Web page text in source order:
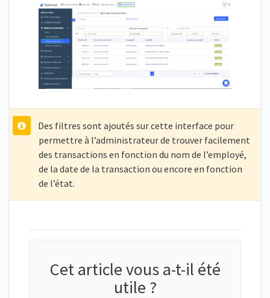
Des filtres sont ajoutés sur cette interface pour
permettre à l’administrateur de trouver facilement
des transactions en fonction du nom de l’employé,
de la date de la transaction ou encore en fonction
de l’état.
Cet article vous a-t-il été
utile ?